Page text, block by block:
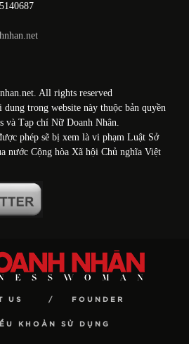
All rights reserved
trong website này thuộc bản quyền
và Tạp chí Nữ Doanh Nhân.
phép sẽ bị xem là vi phạm Luật Sở
nước Cộng hòa Xã hội Chủ nghĩa Việt
US FOUNDER
KHOẢN SỬ DỤNG